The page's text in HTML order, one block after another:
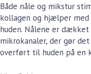
Både nåle og mikstur
kollagen og hjælper med
huden. Nålene er
mikrokanaler, der gør
overført til huden på en